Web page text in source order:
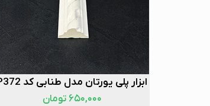
ابزار پلی یورتان مدل طنابی کد P372
۶۵۰,۰۰۰ تومان